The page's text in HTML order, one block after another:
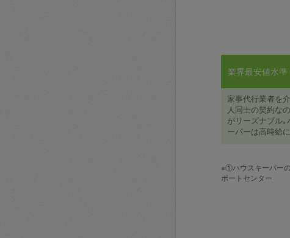
業界最安値水準
家事代行業者を
人同士の契約な
がリーズナブル｡
ーパーは高時給
※①ハウスキーパー
ポートセンター